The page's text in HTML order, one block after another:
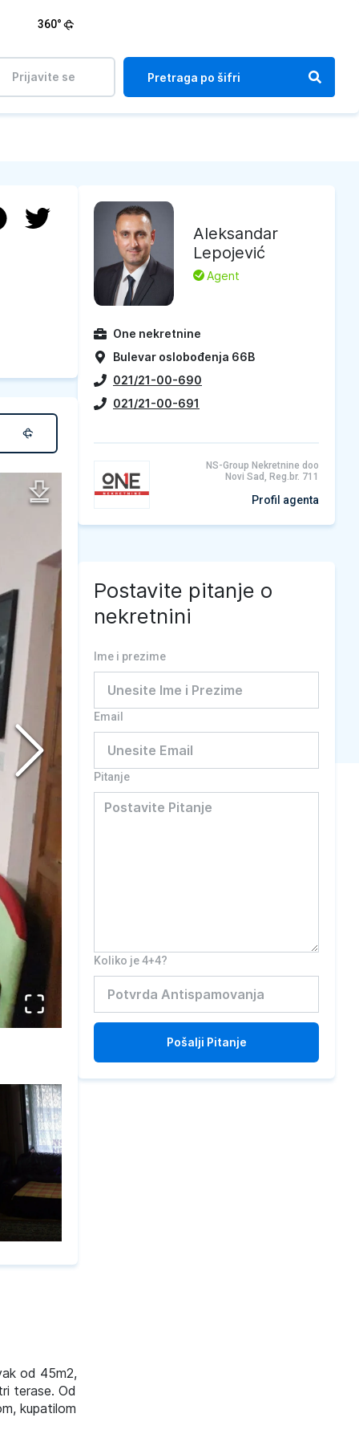
360°
Prijavite se
od 45m2,
terase. Od
kupatilom
Aleksandar
Lepojević
L Agent
One nekretnine
Bulevar oslobođenja 66B
021/21-00-690
021/21-00-691
NS-Group Nekretnine doo
Novi Sad, Reg.br. 711
Profil agenta
Postavite pitanje o
nekretnini
Ime i prezime
Email
Pitanje
Koliko je 4+4?
Pošalji Pitanje